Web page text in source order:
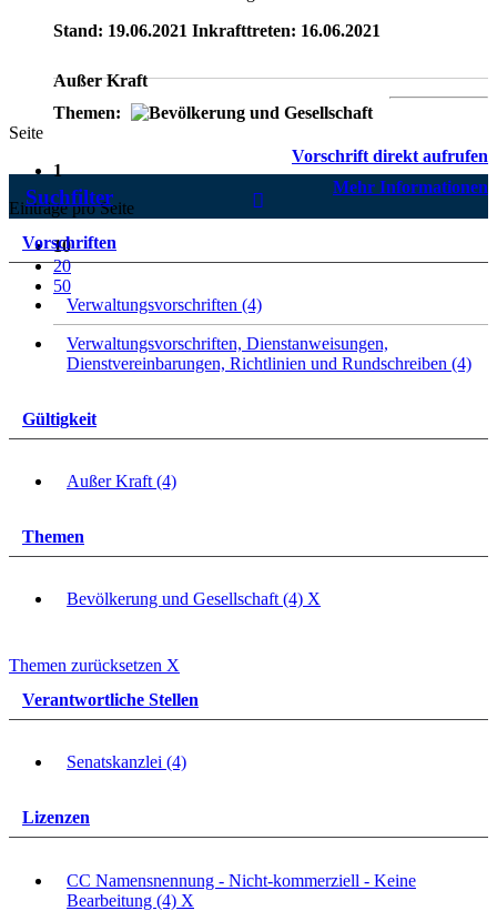
Stand: 19.06.2021 Inkrafttreten: 16.06.2021
Außer Kraft
Themen:
Vorschrift direkt aufrufen
Mehr Informationen
Seite
1
Einträge pro Seite
10
20
50
Suchfilter
Vorschriften
Verwaltungsvorschriften (4)
Verwaltungsvorschriften, Dienstanweisungen,
Dienstvereinbarungen, Richtlinien und Rundschreiben (4)
Gültigkeit
Außer Kraft (4)
Themen
Bevölkerung und Gesellschaft (4) X
Themen zurücksetzen X
Verantwortliche Stellen
Senatskanzlei (4)
Lizenzen
CC Namensnennung - Nicht-kommerziell - Keine
Bearbeitung (4) X